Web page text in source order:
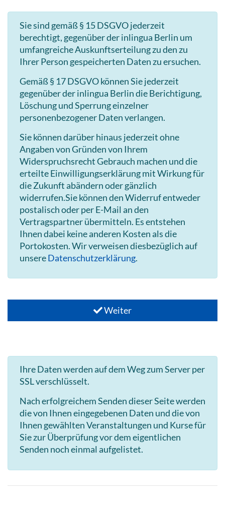
Sie sind gemäß § 15 DSGVO jederzeit
berechtigt, gegenüber der inlingua Berlin um
umfangreiche Auskunftserteilung zu den zu
Ihrer Person gespeicherten Daten zu ersuchen.
Gemäß § 17 DSGVO können Sie jederzeit
gegenüber der inlingua Berlin die Berichtigung,
Löschung und Sperrung einzelner
personenbezogener Daten verlangen.
Sie können darüber hinaus jederzeit ohne
Angaben von Gründen von Ihrem
Widerspruchsrecht Gebrauch machen und die
erteilte Einwilligungserklärung mit Wirkung für
die Zukunft abändern oder gänzlich
widerrufen.Sie können den Widerruf entweder
postalisch oder per E-Mail an den
Vertragspartner übermitteln. Es entstehen
Ihnen dabei keine anderen Kosten als die
Portokosten. Wir verweisen diesbezüglich auf
unsereDatenschutzerklärung.
Weiter
Ihre Daten werden auf dem Weg zum Server per
SSL verschlüsselt.
Nach erfolgreichem Senden dieser Seite werden
die von Ihnen eingegebenen Daten und die von
Ihnen gewählten Veranstaltungen und Kurse für
Sie zur Überprüfung vor dem eigentlichen
Senden noch einmal aufgelistet.